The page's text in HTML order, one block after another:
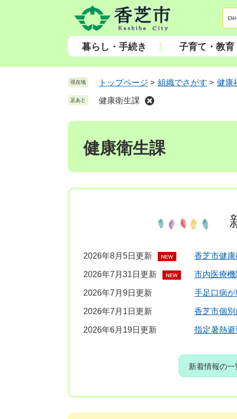
頭
飛
ー
ワ
ー
索
暮らし・手続き 子育て・教育
現在地 トップページ > 組織でさがす > 健康
足あと 健康衛生課
本
健康衛生課
2026年8月5日更新 香芝市健
2026年7月31日更新 市内医療機
2026年7月9日更新 手足口病が
2026年7月1日更新 香芝市個
2026年6月19日更新 指定暑熱
新着情報の一